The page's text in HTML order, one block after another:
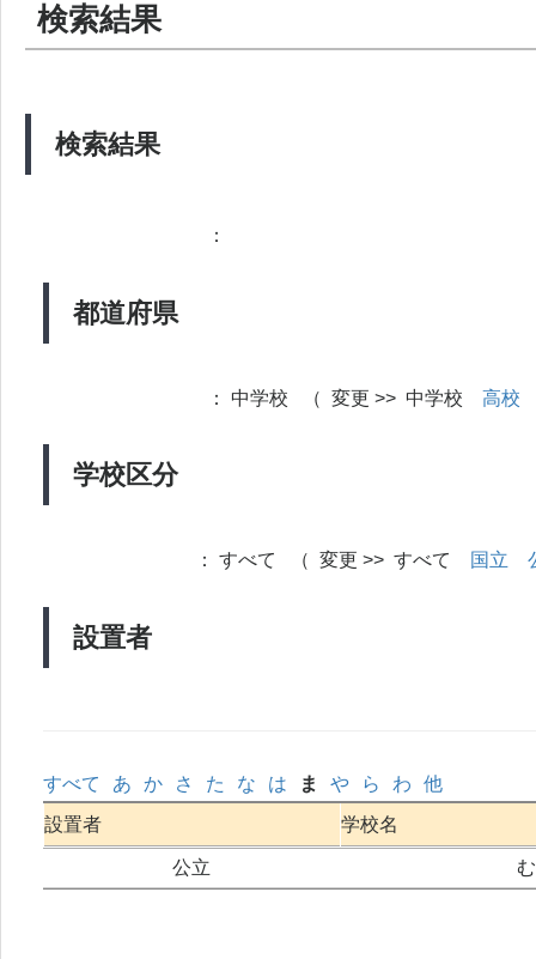
検索結果
検索結果
都道府県
：
学校区分
： 中学校 （ 変更 >> 中学校 高校
設置者
： すべて （ 変更 >> すべて 国立
すべて あ か さ た な は ま や ら わ
他
設置者
学校名
公立